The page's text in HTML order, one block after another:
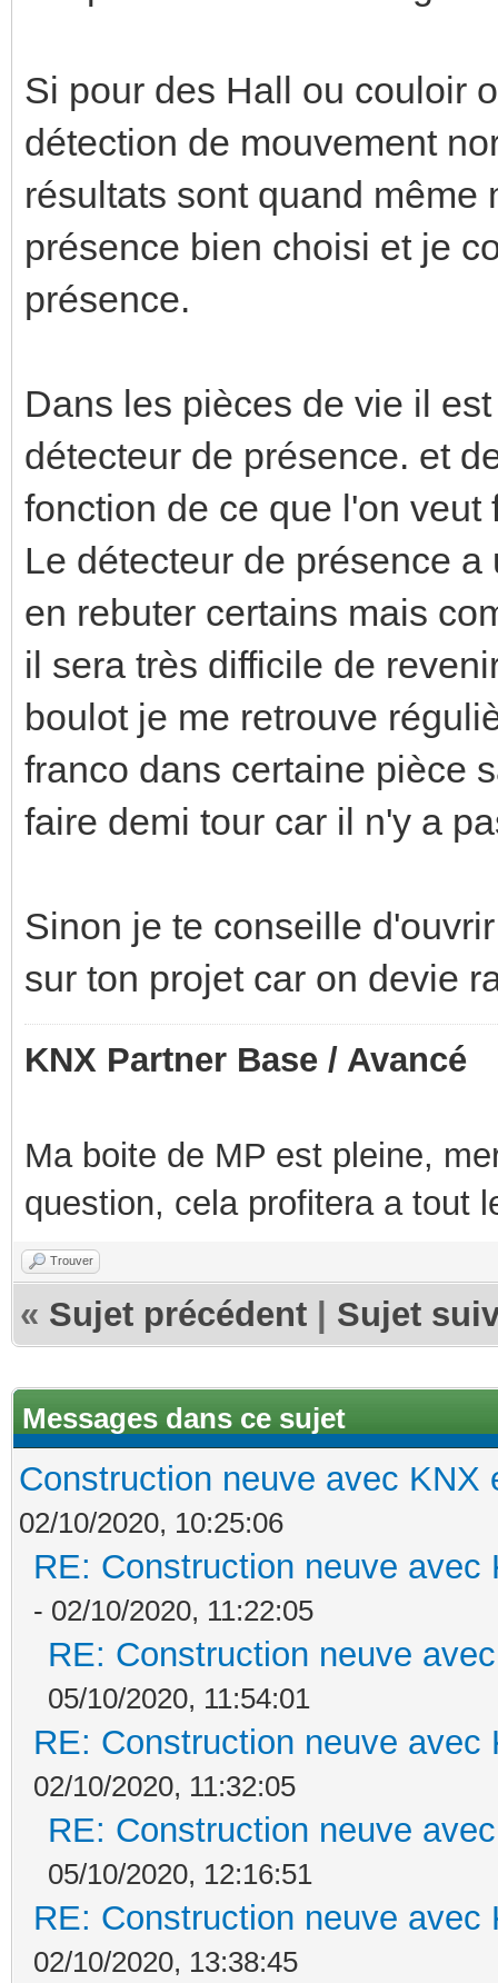
Si pour des Hall ou couloir
détection de mouvement
résultats sont quand
présence bien choisi et je
présence.
Dans les pièces de vie il
détecteur de présence. et
fonction de ce que l'on veut
Le détecteur de présence
en rebuter certains mais
il sera très difficile de
boulot je me retrouve
franco dans certaine pièce
faire demi tour car il n'y a
Sinon je te conseille
sur ton projet car on devie
KNX Partner Base / Avancé
Ma boite de MP est pleine,
question, cela profitera a tout
Trouver
« Sujet précédent Sujet
Messages dans ce sujet
Construction neuve avec KNX
02/10/2020, 10:25:06
RE: Construction neuve avec
- 02/10/2020, 11:22:05
RE: Construction neuve
05/10/2020, 11:54:01
RE: Construction neuve avec
02/10/2020, 11:32:05
RE: Construction neuve
05/10/2020, 12:16:51
RE: Construction neuve avec
02/10/2020, 13:38:45